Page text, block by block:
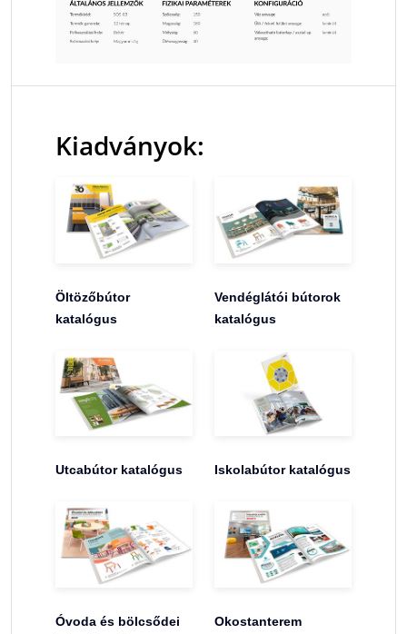
Kiadványok:
Öltözőbútor
katalógus
Vendéglátói bútorok
katalógus
Utcabútor katalógus Iskolabútor katalógus
Óvoda és bölcsődei
Okostanterem